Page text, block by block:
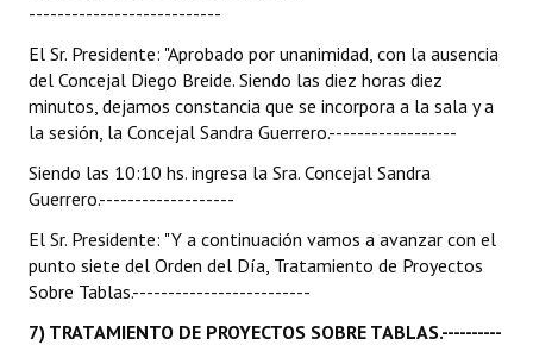
---------------------------
El Sr. Presidente: "Aprobado por unanimidad, con la ausencia
del Concejal Diego Breide. Siendo las diez horas diez
minutos, dejamos constancia que se incorpora a la sala y a
la sesión, la Concejal Sandra Guerrero.------------------
Siendo las 10:10 hs. ingresa la Sra. Concejal Sandra
Guerrero.-------------------
El Sr. Presidente: "Y a continuación vamos a avanzar con el
punto siete del Orden del Día, Tratamiento de Proyectos
Sobre Tablas.-------------------------
7) TRATAMIENTO DE PROYECTOS SOBRE TABLAS.----------